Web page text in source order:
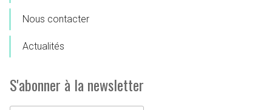
Nous contacter
Actualités
S'abonner à la newsletter